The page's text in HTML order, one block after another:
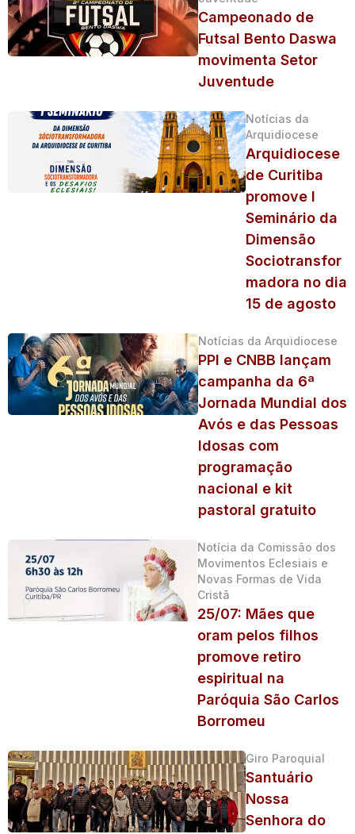
Campeonado de
Futsal Bento Daswa
movimenta Setor
Juventude
Notícias da
Arquidiocese
Arquidiocese
de Curitiba
promove I
Seminário da
Dimensão
Sociotransfor
madora no dia
15 de agosto
Notícias da Arquidiocese
PPI e CNBB lançam
campanha da 6ª
Jornada Mundial dos
Avós e das Pessoas
Idosas com
programação
nacional e kit
pastoral gratuito
Notícia da Comissão dos
Movimentos Eclesiais e
Novas Formas de Vida
Cristã
25/07: Mães que
oram pelos filhos
promove retiro
espiritual na
Paróquia São Carlos
Borromeu
Giro Paroquial
Santuário
Nossa
Senhora do